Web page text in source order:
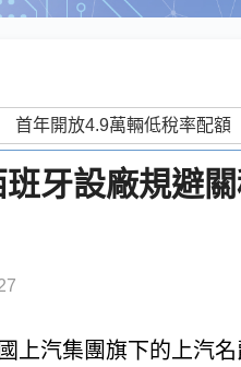
班牙設廠規避
上汽集團旗下的上汽